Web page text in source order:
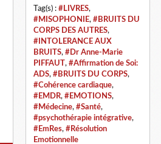
Tag(s) : #LIVRES,
#MISOPHONIE, #BRUITS DU
CORPS DES AUTRES,
#INTOLERANCE AUX
BRUITS, #Dr Anne-Marie
PIFFAUT, #Affirmation de Soi:
ADS, #BRUITS DU CORPS,
#Cohérence cardiaque,
#EMDR, #EMOTIONS,
#Médecine, #Santé,
#psychothérapie intégrative,
#EmRes, #Résolution
Emotionnelle